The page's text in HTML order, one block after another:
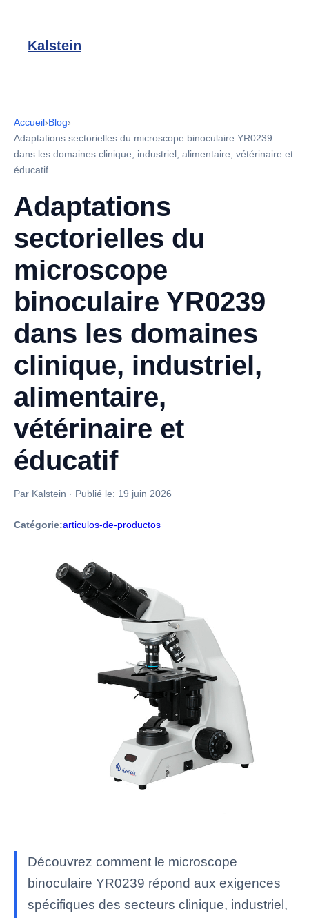
Kalstein
Accueil›Blog›
Adaptations sectorielles du microscope binoculaire YR0239
dans les domaines clinique, industriel, alimentaire, vétérinaire et
éducatif
Adaptations
sectorielles du
microscope
binoculaire YR0239
dans les domaines
clinique, industriel,
alimentaire,
vétérinaire et
éducatif
Par Kalstein · Publié le: 19 juin 2026
Catégorie:articulos-de-productos
Découvrez comment le microscope
binoculaire YR0239 répond aux exigences
spécifiques des secteurs clinique, industriel,